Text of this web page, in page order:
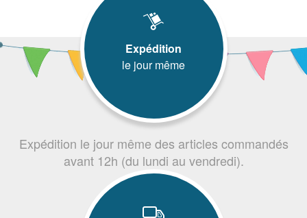
Expédition
le jour même
Expédition le jour même des articles commandés
avant 12h (du lundi au vendredi).